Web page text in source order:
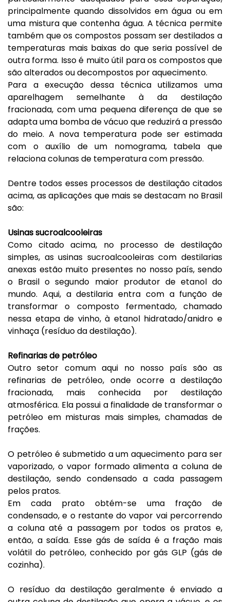
principalmente quando dissolvidos em água ou em
uma mistura que contenha água. A técnica permite
também que os compostos possam ser destilados a
temperaturas mais baixas do que seria possível de
outra forma. Isso é muito útil para os compostos que
são alterados ou decompostos por aquecimento.
Para a execução dessa técnica utilizamos uma
aparelhagem semelhante à da destilação
fracionada, com uma pequena diferença de que se
adapta uma bomba de vácuo que reduzirá a pressão
do meio. A nova temperatura pode ser estimada
com o auxílio de um nomograma, tabela que
relaciona colunas de temperatura com pressão.
Dentre todos esses processos de destilação citados
acima, as aplicações que mais se destacam no Brasil
são:
Usinas sucroalcooleiras
Como citado acima, no processo de destilação
simples, as usinas sucroalcooleiras com destilarias
anexas estão muito presentes no nosso país, sendo
o Brasil o segundo maior produtor de etanol do
mundo. Aqui, a destilaria entra com a função de
transformar o composto fermentado, chamado
nessa etapa de vinho, à etanol hidratado/anidro e
vinhaça (resíduo da destilação).
Refinarias de petróleo
Outro setor comum aqui no nosso país são as
refinarias de petróleo, onde ocorre a destilação
fracionada, mais conhecida por destilação
atmosférica. Ela possui a finalidade de transformar o
petróleo em misturas mais simples, chamadas de
frações.
O petróleo é submetido a um aquecimento para ser
vaporizado, o vapor formado alimenta a coluna de
destilação, sendo condensado a cada passagem
pelos pratos.
Em cada prato obtém-se uma fração de
condensado, e o restante do vapor vai percorrendo
a coluna até a passagem por todos os pratos e,
então, a saída. Esse gás de saída é a fração mais
volátil do petróleo, conhecido por gás GLP (gás de
cozinha).
O resíduo da destilação geralmente é enviado a